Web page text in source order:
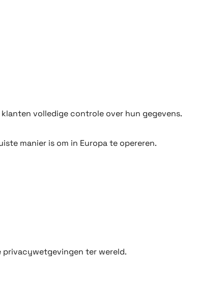
volledige controle over hun gegevens.
manier is om in Europa te opereren.
privacywetgevingen ter wereld.